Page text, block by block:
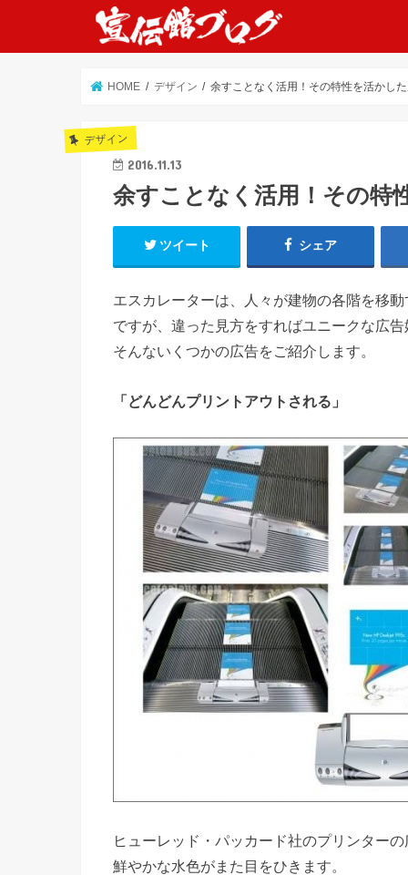
HOME デザイン 余すことなく活用！その特性を活かし
デザイン
2016.11.13
余すことなく活用！その特
ツイート シェア
エスカレーターは、人々が建物の各階を移
ですが、違った見方をすればユニークな広
そんないくつかの広告をご紹介します。
「どんどんプリントアウトされる」
ヒューレッド・パッカード社のプリンター
鮮やかな水色がまた目をひきます。